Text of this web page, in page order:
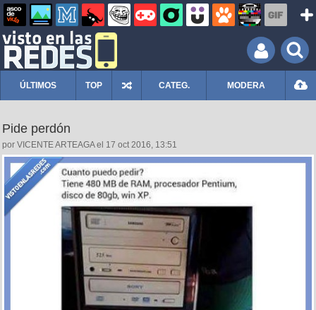
ÚLTIMOS TOP CATEG. MODERA
Pide perdón
por VICENTE ARTEAGA el 17 oct 2016, 13:51